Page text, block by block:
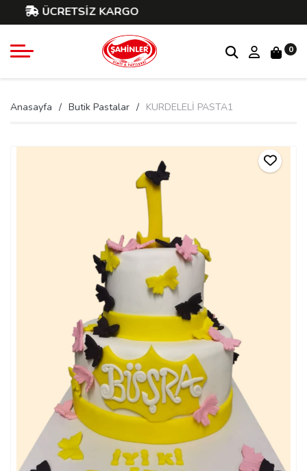
ÜCRETSİZ KARGO
0
Anasayfa Butik Pastalar KURDELELİ PASTA1